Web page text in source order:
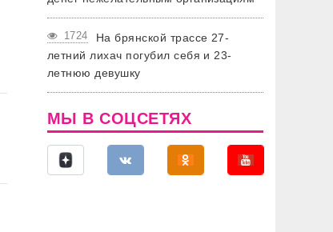
1724
На брянской трассе 27-
летний лихач погубил себя и 23-
летнюю девушку
МЫ В СОЦСЕТЯХ